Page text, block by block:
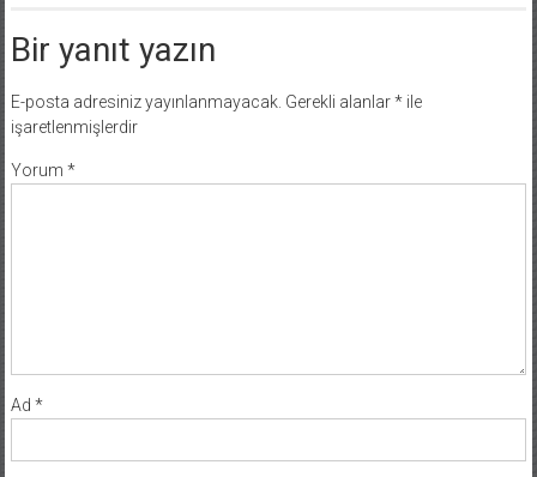
Bir yanıt yazın
E-posta adresiniz yayınlanmayacak. Gerekli alanlar*ile
işaretlenmişlerdir
Yorum *
Ad *